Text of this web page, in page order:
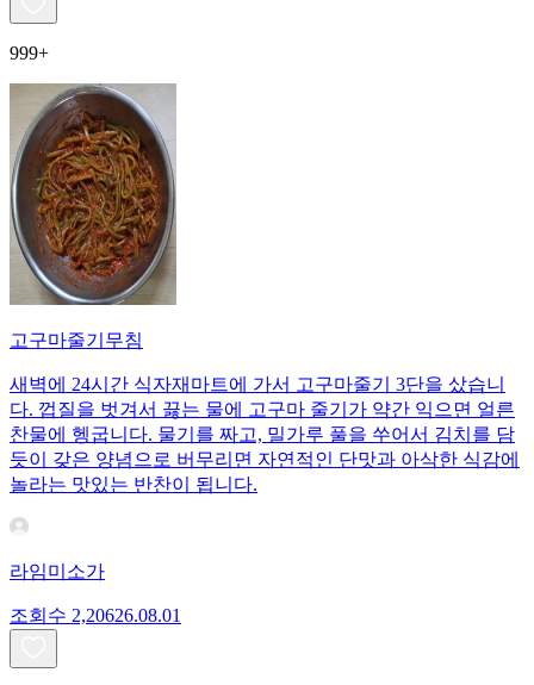
999+
고구마줄기무침
새벽에 24시간 식자재마트에 가서 고구마줄기 3단을 샀습니
다. 껍질을 벗겨서 끓는 물에 고구마 줄기가 약간 익으면 얼른
찬물에 헹굽니다. 물기를 짜고, 밀가루 풀을 쑤어서 김치를 담
듯이 갖은 양념으로 버무리면 자연적인 단맛과 아삭한 식감에
놀라는 맛있는 반찬이 됩니다.
라임미소가
조회수 2,20626.08.01